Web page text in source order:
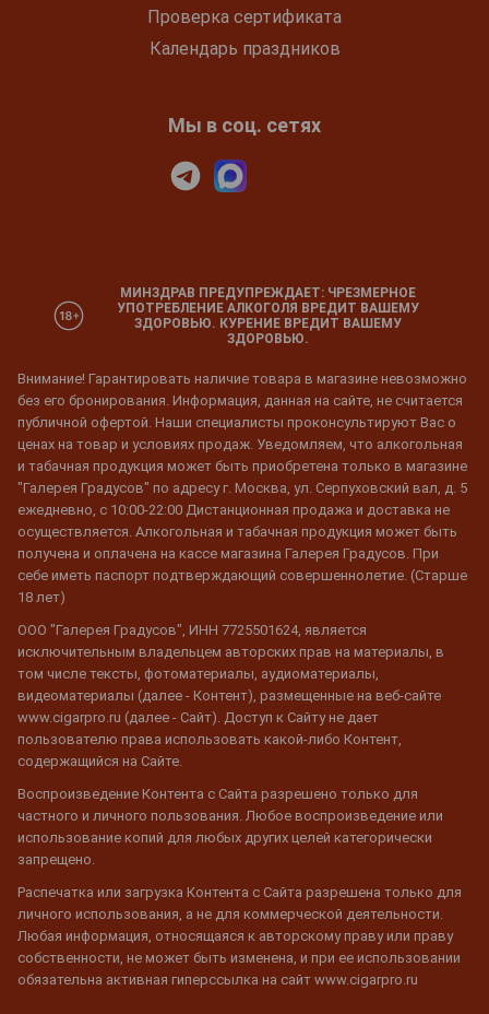
Проверка сертификата
Календарь праздников
Мы в соц. сетях
МИНЗДРАВ ПРЕДУПРЕЖДАЕТ: ЧРЕЗМЕРНОЕ
УПОТРЕБЛЕНИЕ АЛКОГОЛЯ ВРЕДИТ ВАШЕМУ
ЗДОРОВЬЮ. КУРЕНИЕ ВРЕДИТ ВАШЕМУ
ЗДОРОВЬЮ.
Внимание! Гарантировать наличие товара в магазине невозможно
без его бронирования. Информация, данная на сайте, не считается
публичной офертой. Наши специалисты проконсультируют Вас о
ценах на товар и условиях продаж. Уведомляем, что алкогольная
и табачная продукция может быть приобретена только в магазине
"Галерея Градусов" по адресу г. Москва, ул. Серпуховский вал, д. 5
ежедневно, с 10:00-22:00 Дистанционная продажа и доставка не
осуществляется. Алкогольная и табачная продукция может быть
получена и оплачена на кассе магазина Галерея Градусов. При
себе иметь паспорт подтверждающий совершеннолетие. (Старше
18 лет)
ООО "Галерея Градусов", ИНН 7725501624, является
исключительным владельцем авторских прав на материалы, в
том числе тексты, фотоматериалы, аудиоматериалы,
видеоматериалы (далее - Контент), размещенные на веб-сайте
www.cigarpro.ru (далее - Сайт). Доступ к Сайту не дает
пользователю права использовать какой-либо Контент,
содержащийся на Сайте.
Воспроизведение Контента с Сайта разрешено только для
частного и личного пользования. Любое воспроизведение или
использование копий для любых других целей категорически
запрещено.
Распечатка или загрузка Контента с Сайта разрешена только для
личного использования, а не для коммерческой деятельности.
Любая информация, относящаяся к авторскому праву или праву
собственности, не может быть изменена, и при ее использовании
обязательна активная гиперссылка на сайт www.cigarpro.ru